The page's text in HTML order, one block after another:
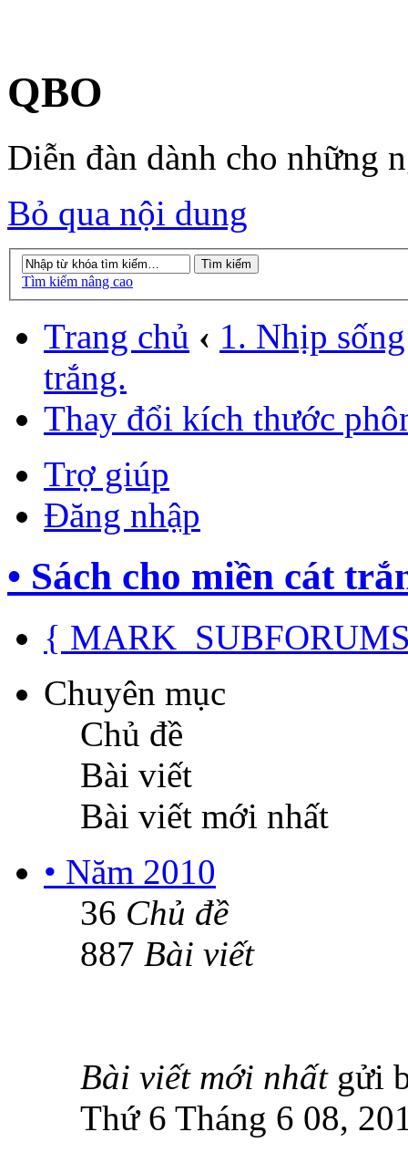
QBO
Diễn đàn dành cho những
Bỏ qua nội dung
Tìm kiếm nâng cao
Trang chủ ‹ 1. Nhịp
trắng.
Thay đổi kích thước
Trợ giúp
Đăng nhập
• Sách cho miền cát
{
Chuyên mục
Chủ đề
Bài viết
Bài viết mới nhất
• Năm 2010
36 Chủ đề
887 Bài viết
Bài viết mới nhấtgửi
Thứ 6 Tháng 6 08,